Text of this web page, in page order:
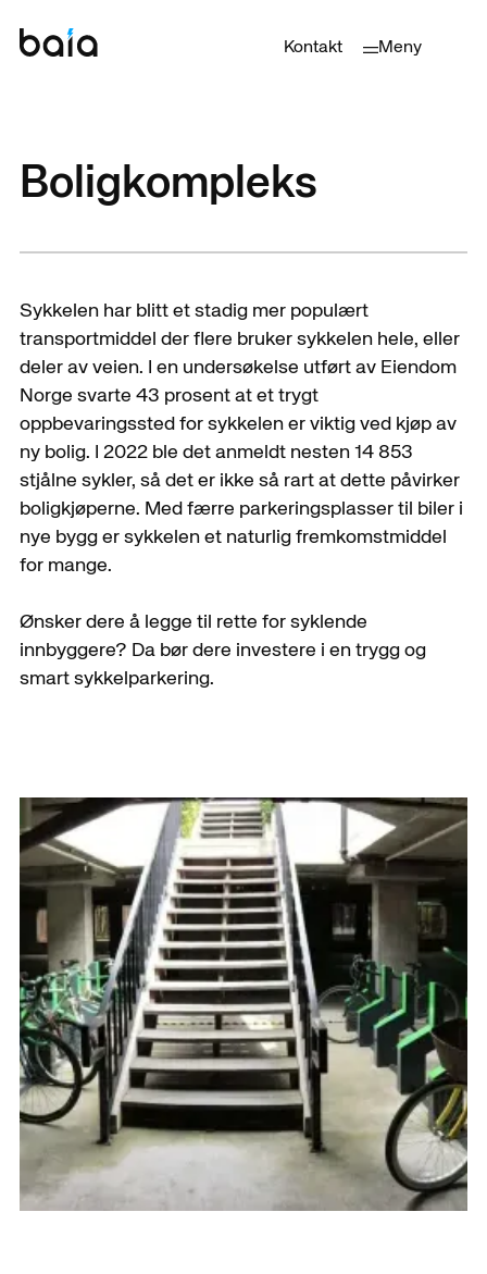
Kontakt Meny
Boligkompleks
Sykkelen har blitt et stadig mer populært
transportmiddel der flere bruker sykkelen hele, eller
deler av veien. I en undersøkelse utført av Eiendom
Norge svarte 43 prosent at et trygt
oppbevaringssted for sykkelen er viktig ved kjøp av
ny bolig. I 2022 ble det anmeldt nesten 14 853
stjålne sykler, så det er ikke så rart at dette påvirker
boligkjøperne. Med færre parkeringsplasser til biler i
nye bygg er sykkelen et naturlig fremkomstmiddel
for mange.
Ønsker dere å legge til rette for syklende
innbyggere? Da bør dere investere i en trygg og
smart sykkelparkering.